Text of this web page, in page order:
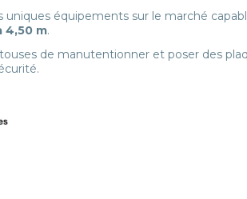
uniques équipements sur le marché
4,50 m.
de manutentionner et poser des